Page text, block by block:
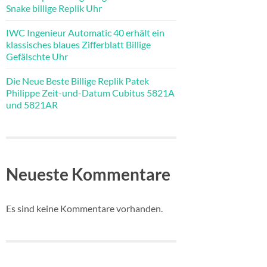
Snake billige Replik Uhr
IWC Ingenieur Automatic 40 erhält ein
klassisches blaues Zifferblatt Billige
Gefälschte Uhr
Die Neue Beste Billige Replik Patek
Philippe Zeit-und-Datum Cubitus 5821A
und 5821AR
Neueste Kommentare
Es sind keine Kommentare vorhanden.